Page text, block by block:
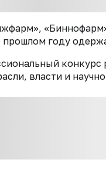
году
власти и